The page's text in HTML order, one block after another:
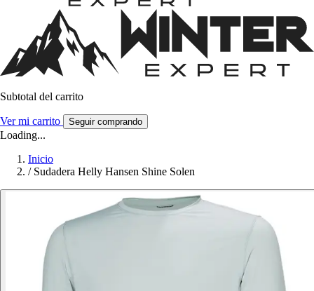
Subtotal del carrito
Ver mi carrito Seguir comprando
Loading...
Inicio
/ Sudadera Helly Hansen Shine Solen